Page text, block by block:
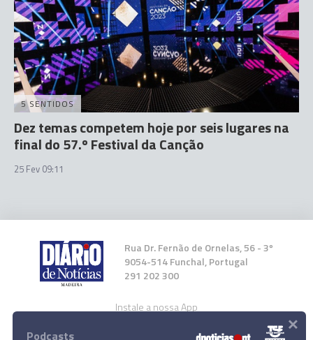
5 SENTIDOS
Dez temas competem hoje por seis lugares na
final do 57.º Festival da Canção
25 Fev 09:11
Rua Dr. Fernão de Ornelas, 56 - 3º
9054-514 Funchal, Portugal
291 202 300
Instale a nossa App
Podcasts ×